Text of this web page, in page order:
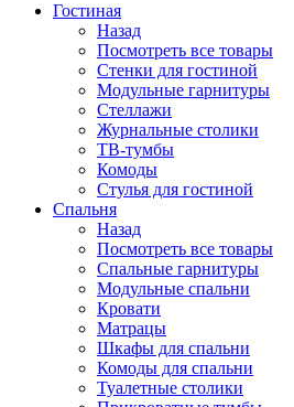
Гостиная
Назад
Посмотреть все товары
Стенки для гостиной
Модульные гарнитуры
Стеллажи
Журнальные столики
ТВ-тумбы
Комоды
Стулья для гостиной
Спальня
Назад
Посмотреть все товары
Спальные гарнитуры
Модульные спальни
Кровати
Матрацы
Шкафы для спальни
Комоды для спальни
Туалетные столики